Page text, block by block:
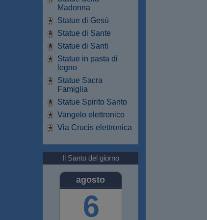
Madonna
Statue di Gesù
Statue di Sante
Statue di Santi
Statue in pasta di
legno
Statue Sacra
Famiglia
Statue Spirito Santo
Vangelo elettronico
Via Crucis elettronica
Il Santo del giorno
agosto
6